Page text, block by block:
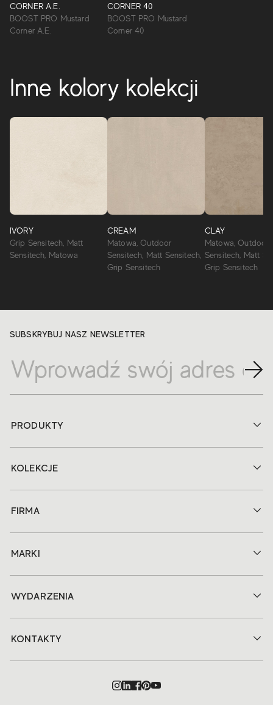
CORNER A.E.
BOOST PRO Mustard
Corner A.E.
CORNER 40
BOOST PRO Mustard
Corner 40
Inne kolory kolekcji
IVORY
Grip Sensitech, Matt
Sensitech, Matowa
CREAM
Matowa, Outdoor
Sensitech, Matt Sensitech,
Grip Sensitech
CLAY
Matowa, Outdoor
Sensitech, Matt
Grip Sensitech
SUBSKRYBUJ NASZ NEWSLETTER
PRODUKTY
KOLEKCJE
FIRMA
MARKI
WYDARZENIA
KONTAKTY